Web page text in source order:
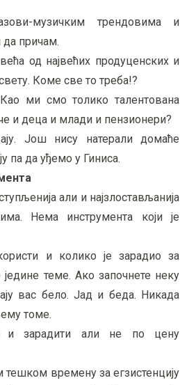
музичким трендовима и
да причам.
од највећих продуценских и
Коме све то треба!?
ми смо толико талентована
и деца и млади и пензионери?
Још нису натерали домаће
па да уђемо у Гиниса.
али и најзлостављанија
Нема инструмента који је
и колико је зарадио за
теме. Ако започнете неку
вас бело. Јад и беда. Никада
томе.
и зарадити али не по цену
времену за егзистенцију